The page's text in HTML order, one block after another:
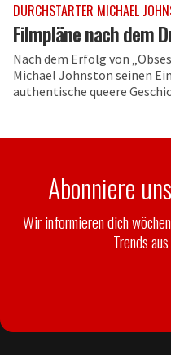
DURCHSTARTER MICHAEL
Filmpläne nach dem
Nach dem Erfolg von
Michael Johnston seinen
authentische queere
Abonniere
Wir informieren dich
Trends